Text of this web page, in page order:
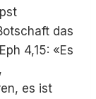
das
4,15: «Es
es ist